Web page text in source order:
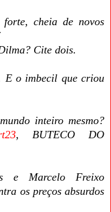
cheia de novos
Cite dois.
o imbecil que criou
inteiro mesmo?
, BUTECO DO
e Marcelo Freixo
os preços absurdos